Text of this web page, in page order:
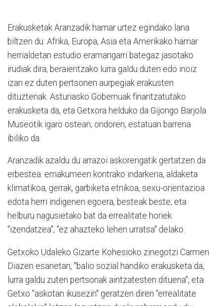
Erakusketak Aranzadik hamar urtez egindako lana
biltzen du: Afrika, Europa, Asia eta Amerikako hamar
herrialdetan estudio eramangarri bategaz jasotako
irudiak dira, beraientzako lurra galdu duten edo inoiz
izan ez duten pertsonen aurpegiak erakusten
dituztenak. Asturiasko Gobernuak finantzatutako
erakusketa da, eta Getxora helduko da Gijongo Barjola
Museotik igaro ostean; ondoren, estatuan barrena
ibiliko da.
Aranzadik azaldu du arrazoi askorengatik gertatzen da
erbestea: emakumeen kontrako indarkeria, aldaketa
klimatikoa, gerrak, garbiketa etnikoa, sexu-orientazioa
edota herri indigenen egoera, besteak beste; eta
helburu nagusietako bat da errealitate horiek
"izendatzea", "ez ahazteko lehen urratsa" delako.
Getxoko Udaleko Gizarte Kohesioko zinegotzi Carmen
Diazen esanetan, "balio sozial handiko erakusketa da,
lurra galdu zuten pertsonak aintzatesten dituena", eta
Getxo "askotan ikusezin" geratzen diren "errealitate